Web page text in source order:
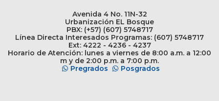
Avenida 4 No. 11N-32
Urbanización EL Bosque
PBX: (+57) (607) 5748717
Línea Directa Interesados Programas: (607) 5748717
Ext: 4222 - 4236 - 4237
Horario de Atención: lunes a viernes de 8:00 a.m. a 12:00
m y de 2:00 p.m. a 7:00 p.m.
Pregrados
Posgrados